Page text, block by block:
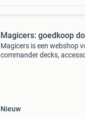
Magicers: goedkoop
Magicers is een webshop
commander decks,
Nieuw